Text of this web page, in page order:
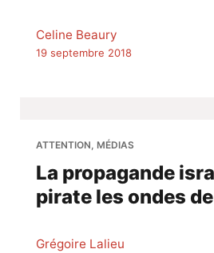
Celine Beaury
19 septembre 2018
ATTENTION, MÉDIAS
La propagande
pirate les ondes
Grégoire Lalieu